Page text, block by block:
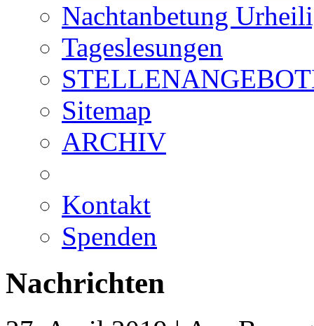
Nachtanbetung
Tageslesungen
Sitemap
ARCHIV
Kontakt
Spenden
Nachrichten